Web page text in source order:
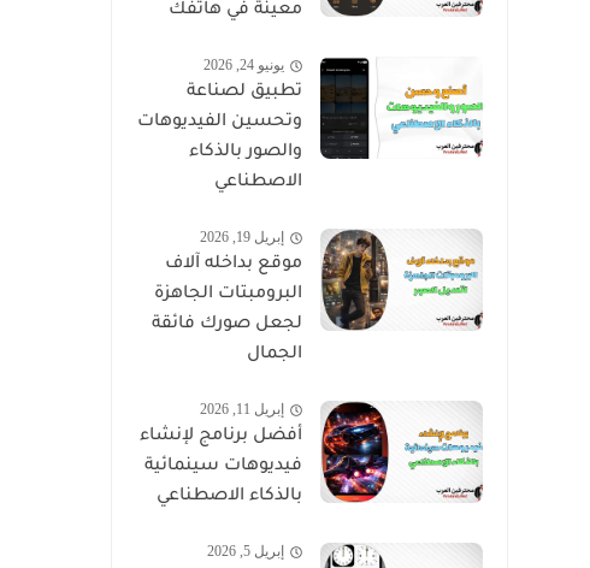
معينة في هاتفك
يونيو 24, 2026
تطبيق لصناعة
وتحسين الفيديوهات
والصور بالذكاء
الاصطناعي
إبريل 19, 2026
موقع بداخله آلاف
البرومبتات الجاهزة
لجعل صورك فائقة
الجمال
إبريل 11, 2026
أفضل برنامج لإنشاء
فيديوهات سينمائية
بالذكاء الاصطناعي
إبريل 5, 2026